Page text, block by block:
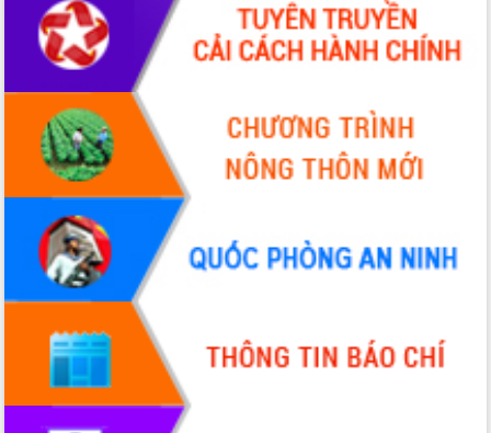
Trương Công Thái kiểm tra thực địa
Dự án cao tốc Khánh Hòa - Buôn Ma
Thuột
Định vị cà phê Việt Nam như một “di
sản sống” trong dòng chảy toàn cầu
Xây dựng nông thôn mới: Nâng cao đời
sống người dân từ những mô hình thiết
Quyết liệt tháo gỡ vướng mắc, đẩy
nhanh tiến độ các dự án trọng điểm
trong Khu kinh tế Nam Phú Yên
Hòn Yến phát triển du lịch gắn với bảo
tồn biển
Lấy ý kiến điều chỉnh Quy hoạch tỉnh
Đắk Lắk thời kỳ 2021-2030, tầm nhìn
đến năm 2050
Phát động chiến dịch 30 ngày đêm
giải phóng mặt bằng Tuyến đường bộ